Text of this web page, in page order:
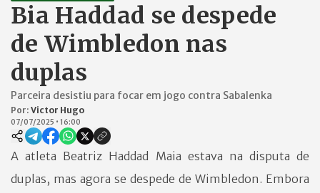
Bia Haddad se despede
de Wimbledon nas
duplas
Parceira desistiu para focar em jogo contra Sabalenka
Por: Victor Hugo
07/07/2025 • 16:00
A atleta Beatriz Haddad Maia estava na disputa de
duplas, mas agora se despede de Wimbledon. Embora